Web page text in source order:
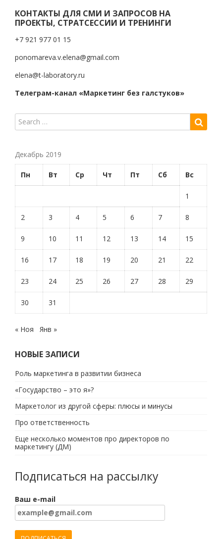
КОНТАКТЫ ДЛЯ СМИ И ЗАПРОСОВ НА
ПРОЕКТЫ, СТРАТСЕССИИ И ТРЕНИНГИ
+7 921 977 01 15
ponomareva.v.elena@gmail.com
elena@t-laboratory.ru
Телеграм-канал «Маркетинг без галстуков»
Декабрь 2019
Пн Вт Ср Чт Пт Сб Вс
1
2 3 4 5 6 7 8
9 10 11 12 13 14 15
16 17 18 19 20 21 22
23 24 25 26 27 28 29
30 31
« Ноя Янв »
НОВЫЕ ЗАПИСИ
Роль маркетинга в развитии бизнеса
«Государство – это я»?
Маркетолог из другой сферы: плюсы и минусы
Про ответственность
Еще несколько моментов про директоров по
маркетингу (ДМ)
Подписаться на рассылку
Ваш e-mail